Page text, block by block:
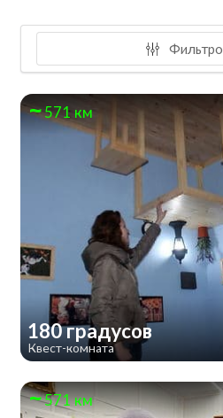
571 км
180 градусов
Квест-комната
571 км